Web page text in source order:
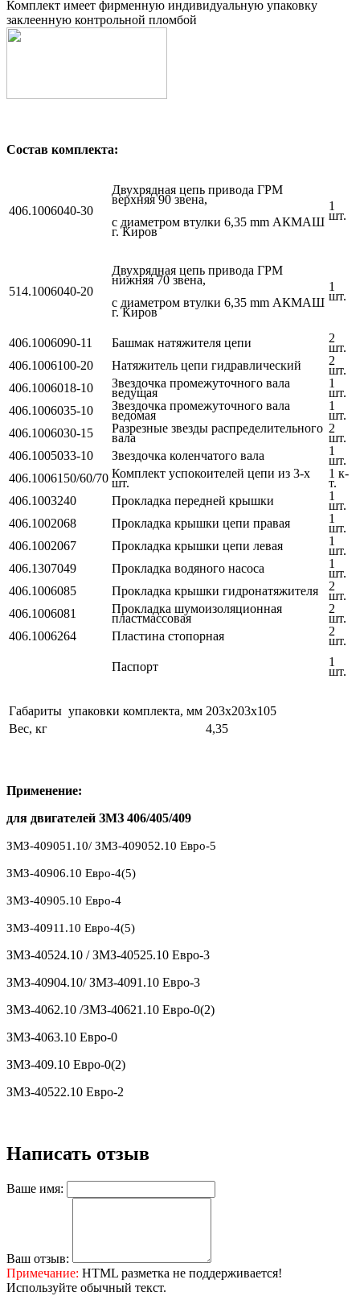
Комплект имеет фирменную индивидуальную упаковку
заклеенную контрольной пломбой
Состав комплекта:
406.1006040-30
Двухрядная цепь привода ГРМ
верхняя 90 звена,
с диаметром втулки 6,35 mm АКМАШ
г. Киров
1
шт.
514.1006040-20
Двухрядная цепь привода ГРМ
нижняя 70 звена,
с диаметром втулки 6,35 mm АКМАШ
г. Киров
1
шт.
406.1006090-11 Башмак натяжителя цепи 2
шт.
406.1006100-20
Натяжитель цепи гидравлический 2
шт.
406.1006018-10
Звездочка промежуточного вала
ведущая
1
шт.
406.1006035-10
Звездочка промежуточного вала
ведомая
1
шт.
406.1006030-15
Разрезные звезды распределительного
вала
2
шт.
406.1005033-10
Звездочка коленчатого вала 1
шт.
406.1006150/60/70 Комплект успокоителей цепи из 3-х
шт.
1 к-
т.
406.1003240
Прокладка передней крышки 1
шт.
406.1002068
Прокладка крышки цепи правая 1
шт.
406.1002067
Прокладка крышки цепи левая 1
шт.
406.1307049
Прокладка водяного насоса 1
шт.
406.1006085
Прокладка крышки гидронатяжителя 2
шт.
406.1006081
Прокладка шумоизоляционная
пластмассовая
2
шт.
406.1006264
Пластина стопорная 2
шт.
Паспорт
1
шт.
Габариты упаковки комплекта, мм 203х203х105
Вес, кг
4,35
Применение:
для двигателей ЗМЗ 406/405/409
ЗМЗ-409051.10/ ЗМЗ-409052.10 Евро-5
ЗМЗ-40906.10 Евро-4(5)
ЗМЗ-40905.10 Евро-4
ЗМЗ-40911.10 Евро-4(5)
ЗМЗ-40524.10 / ЗМЗ-40525.10 Евро-3
ЗМЗ-40904.10/ ЗМЗ-4091.10 Евро-3
ЗМЗ-4062.10 /ЗМЗ-40621.10 Евро-0(2)
ЗМЗ-4063.10 Евро-0
ЗМЗ-409.10 Евро-0(2)
ЗМЗ-40522.10 Евро-2
Написать отзыв
Ваше имя:
Ваш отзыв:
Примечание: HTML разметка не поддерживается!
Используйте обычный текст.